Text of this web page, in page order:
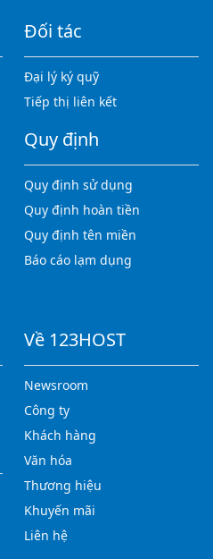
Đối tác
Đại lý ký quỹ
Tiếp thị liên kết
Quy định
Quy định sử dụng
Quy định hoàn tiền
Quy định tên miền
Báo cáo lạm dụng
Về 123HOST
Newsroom
Công ty
Khách hàng
Văn hóa
Thương hiệu
Khuyến mãi
Liên hệ